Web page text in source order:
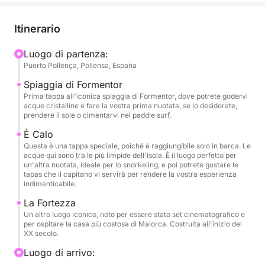
Quattro ore a bordo dell'ATLANTIS, il nostro classico
belle della costa. Tanto tempo per nuotare, fare
snorkeling, provare il paddle surf e rilassarsi sul
ponte prendisole, godendosi la brezza marina. Vi
invitiamo a gustare uno spuntino con bibite
analcoliche e birre per rendere l'esperienza ancora
Itinerario
Luogo di partenza:
Puerto Pollença, Pollensa, España
Spiaggia di Formentor
Prima tappa all'iconica spiaggia di Formentor, dove potrete godervi
acque cristalline e fare la vostra prima nuotata, se lo desiderate,
prendere il sole o cimentarvi nel paddle surf.
È Calo
Questa è una tappa speciale, poiché è raggiungibile solo in barca. Le
acque qui sono tra le più limpide dell'isola. È il luogo perfetto per
un'altra nuotata, ideale per lo snorkeling, e poi potrete gustare le
tapas che il capitano vi servirà per rendere la vostra esperienza
indimenticabile.
La Fortezza
Un altro luogo iconico, noto per essere stato set cinematografico e
per ospitare la casa più costosa di Maiorca. Costruita all'inizio del
XX secolo.
Luogo di arrivo: